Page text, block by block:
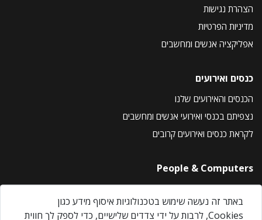
הצהרת נגישות
מדיניות הפרטיות
אפליקציה אנשים ומחשבים
כנסים ואירועים
הכנסים והאירועים שלנו
נצפיתם בכנסי ואירועי אנשים ומחשבים
לקראת כנסים ואירועים קרובים
People & Computers
About Us
Privacy Policy
באתר זה נעשה שימוש בטכנולוגיות איסוף מידע כגון
Cookies, לרבות על ידי צדדים שלישיים, כדי לספק לך חווית